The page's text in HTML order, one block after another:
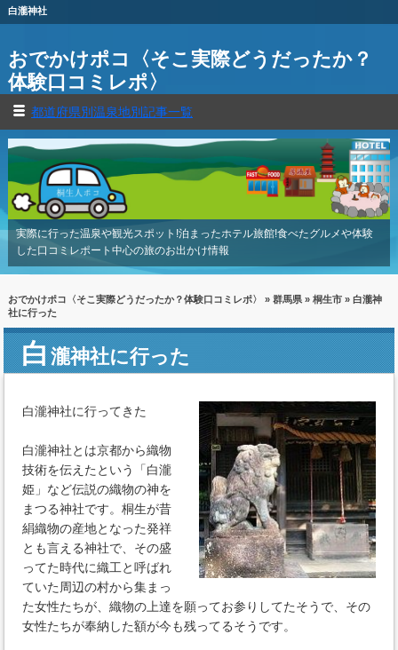
白瀧神社
おでかけポコ〈そこ実際どうだったか？
体験口コミレポ〉
都道府県別温泉地別記事一覧
実際に行った温泉や観光スポット!泊まったホテル旅館!食べたグルメや体験
した口コミレポート中心の旅のお出かけ情報
おでかけポコ〈そこ実際どうだったか？体験口コミレポ〉 » 群馬県» 桐生市» 白瀧神
社に行った
白瀧神社に行った
白瀧神社に行ってきた
白瀧神社とは京都から織物
技術を伝えたという「白瀧
姫」など伝説の織物の神を
まつる神社です。桐生が昔
絹織物の産地となった発祥
とも言える神社で、その盛
ってた時代に織工と呼ばれ
ていた周辺の村から集まっ
た女性たちが、織物の上達を願ってお参りしてたそうで、その
女性たちが奉納した額が今も残ってるそうです。